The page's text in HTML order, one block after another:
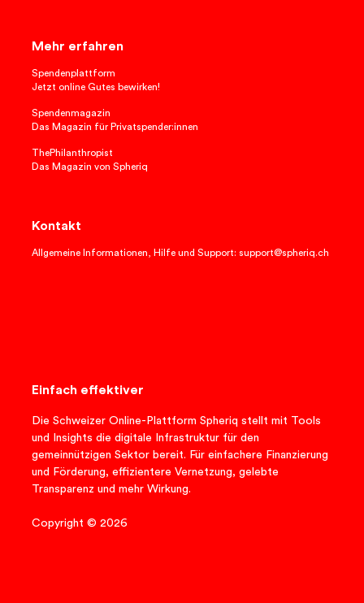
Mehr erfahren
Spendenplattform
Jetzt online Gutes bewirken!
Spendenmagazin
Das Magazin für Privatspender:innen
ThePhilanthropist
Das Magazin von Spheriq
Kontakt
Allgemeine Informationen, Hilfe und Support: support@spheriq.ch
Einfach effektiver
Die Schweizer Online-Plattform Spheriq stellt mit Tools
und Insights die digitale Infrastruktur für den
gemeinnützigen Sektor bereit. Für einfachere Finanzierung
und Förderung, effizientere Vernetzung, gelebte
Transparenz und mehr Wirkung.
Copyright © 2026